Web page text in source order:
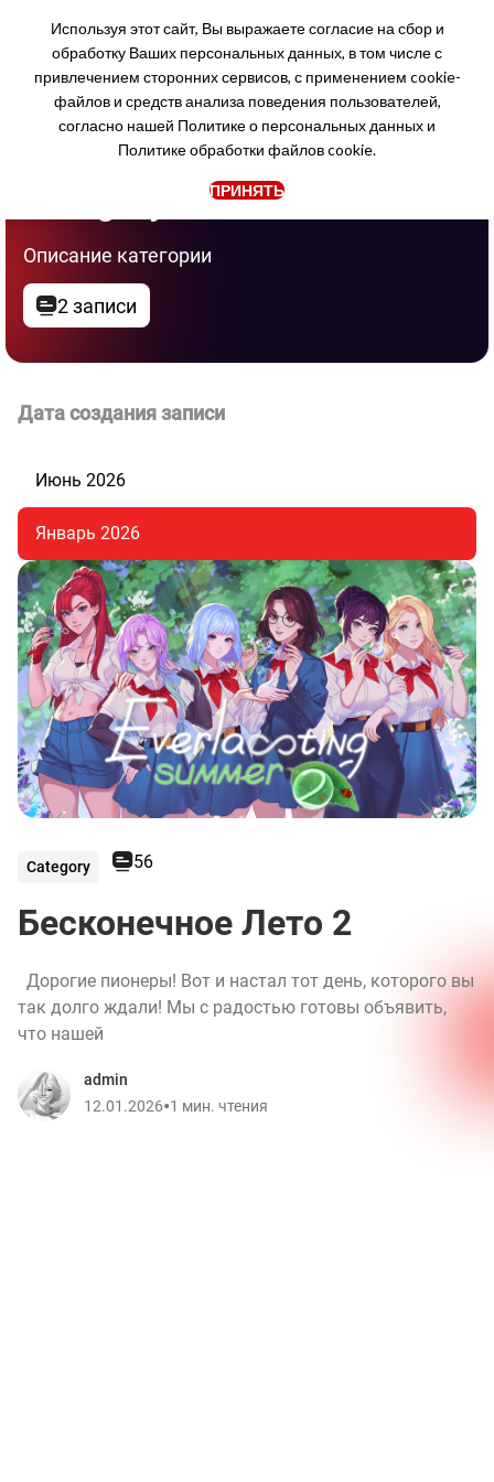
Описание категории
2 записи
Дата создания записи
Июнь 2026
Январь 2026
Category 56
Бесконечное Лето 2
Дорогие пионеры! Вот и настал тот день, которого вы
так долго ждали! Мы с радостью готовы объявить,
что нашей
admin
12.01.2026•1 мин. чтения
Используя этот сайт, Вы выражаете согласие на сбор и
обработку Ваших персональных данных, в том числе с
привлечением сторонних сервисов, с применением cookie-
файлов и средств анализа поведения пользователей,
согласно нашей Политике о персональных данных и
Политике обработки файлов cookie.
ПРИНЯТЬ